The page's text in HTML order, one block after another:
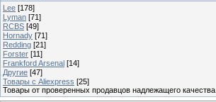
Lee [178]
Lyman [71]
RCBS [49]
Hornady [71]
Redding [21]
Forster [11]
Frankford Arsenal [14]
Другие [47]
Товары с Aliexpress [25]
Товары от проверенных продавцов надлежащего качества.